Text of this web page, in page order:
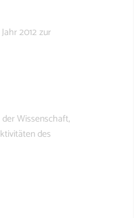
2012 zur
Wissenschaft,
des